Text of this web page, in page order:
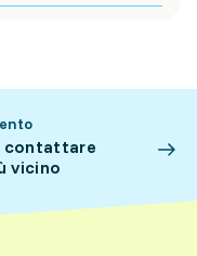
contattare
vicino